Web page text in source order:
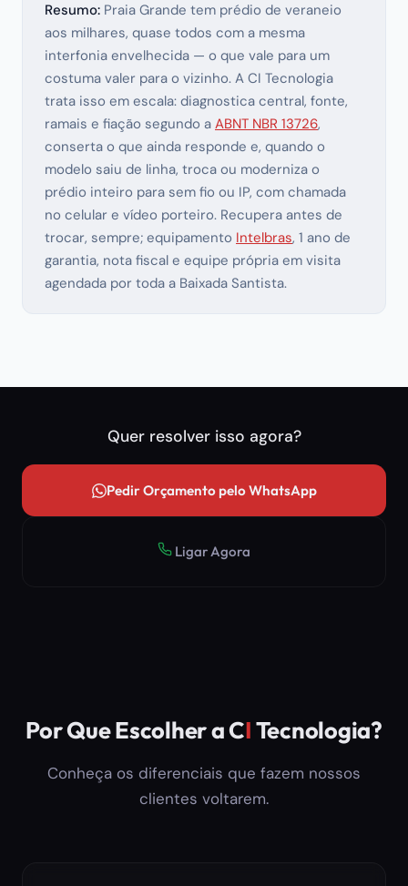
Resumo: Praia Grande tem prédio de veraneio
aos milhares, quase todos com a mesma
interfonia envelhecida — o que vale para um
costuma valer para o vizinho. A CI Tecnologia
trata isso em escala: diagnostica central, fonte,
ramais e fiação segundo a ABNT NBR 13726,
conserta o que ainda responde e, quando o
modelo saiu de linha, troca ou moderniza o
prédio inteiro para sem fio ou IP, com chamada
no celular e vídeo porteiro. Recupera antes de
trocar, sempre; equipamento Intelbras, 1 ano de
garantia, nota fiscal e equipe própria em visita
agendada por toda a Baixada Santista.
Quer resolver isso agora?
Pedir Orçamento pelo WhatsApp
Ligar Agora
Por Que Escolher a CITecnologia?
Conheça os diferenciais que fazem nossos
clientes voltarem.